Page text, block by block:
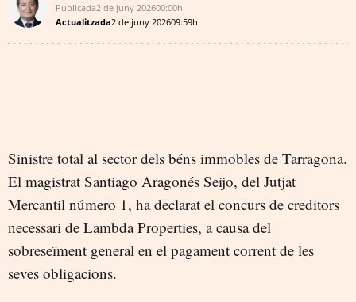
Publicada2 de juny 202600:00h
Actualitzada2 de juny 202609:59h
Sinistre total al sector dels béns immobles de Tarragona.
El magistrat Santiago Aragonés Seijo, del Jutjat
Mercantil número 1, ha declarat el concurs de creditors
necessari de Lambda Properties, a causa del
sobreseïment general en el pagament corrent de les
seves obligacions.